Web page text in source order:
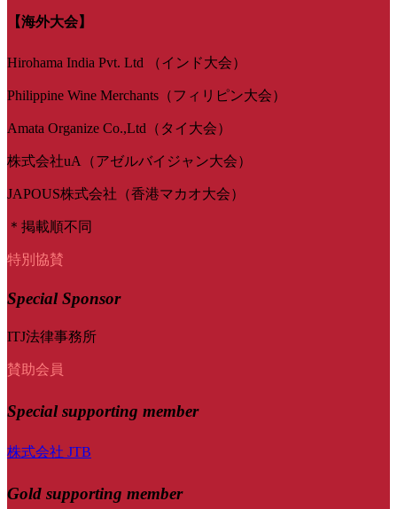
【海外大会】
Hirohama India Pvt. Ltd （インド大会）
Philippine Wine Merchants（フィリピン大会）
Amata Organize Co.,Ltd（タイ大会）
株式会社uA（アゼルバイジャン大会）
JAPOUS株式会社（香港マカオ大会）
＊掲載順不同
特別協賛
Special Sponsor
ITJ法律事務所
賛助会員
Specialsupporting member
株式会社 JTB
Gold supporting member